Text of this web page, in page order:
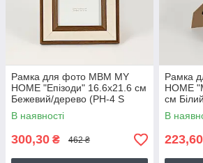
Рамка для фото МВМ MY
HOME "Епізоди" 16.6х21.6 см
Бежевий/дерево (PH-4 S
BEIGE/WOOD)
В наявності
300,30 ₴ 462 ₴
Рамка
HOME
см
В
223,60